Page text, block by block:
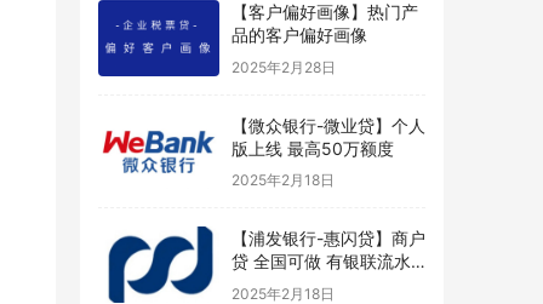
【客户偏好画像】热门产
品的客户偏好画像
2025年2月28日
【微众银行-微业贷】个人
版上线 最高50万额度
2025年2月18日
【浦发银行-惠闪贷】商户
贷 全国可做 有银联流水
好申请
2025年2月18日